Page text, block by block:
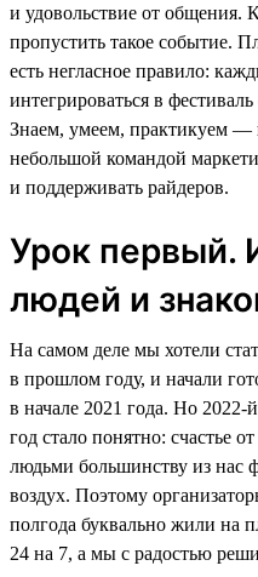
и удовольствие от общения.
пропустить такое событие.
есть негласное правило:
интегрироваться в
Знаем, умеем, практикуем
небольшой командой
и поддерживать райдеров.
Урок первый.
людей и
На самом деле мы хотели
в прошлом году, и начали
в начале 2021 года. Но 2022-
год стало понятно: счастье
людьми большинству из нас
воздух. Поэтому
полгода буквально жили на
24 на 7, а мы с радостью